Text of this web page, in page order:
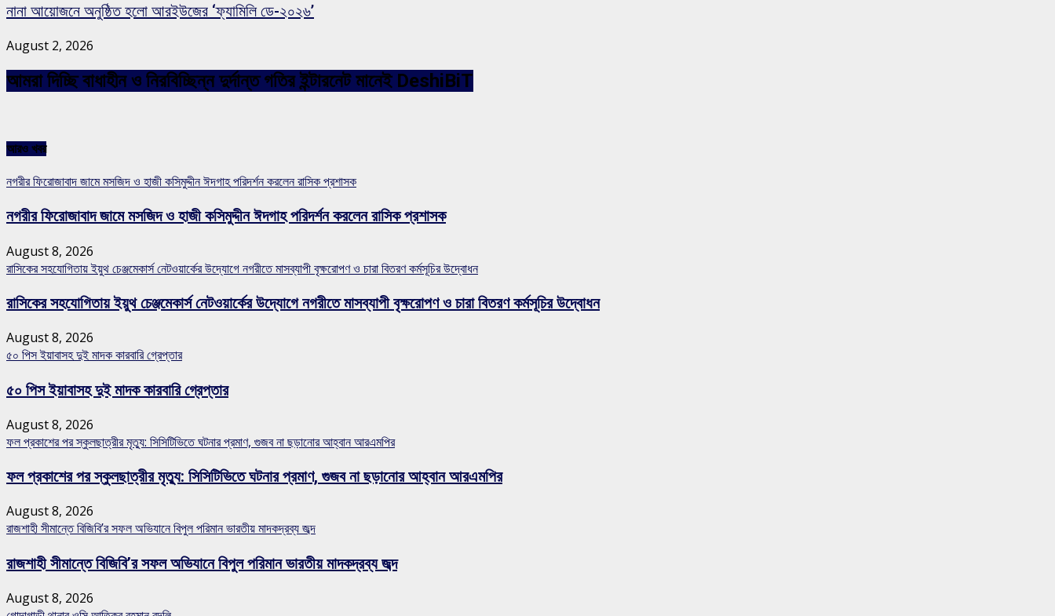
নানা আয়োজনে অনুষ্ঠিত হলো আরইউজের ‘ফ্যামিলি ডে-২০২৬’
August 2, 2026
আমরা দিচ্ছি বাধাহীন ও নিরবিচ্ছিন্ন দুর্দান্ত গতির ইন্টারনেট মানেই DeshiBiT
আরও খবর
নগরীর ফিরোজাবাদ জামে মসজিদ ও হাজী কসিমুদ্দীন ঈদগাহ পরিদর্শন করলেন রাসিক প্রশাসক
নগরীর ফিরোজাবাদ জামে মসজিদ ও হাজী কসিমুদ্দীন ঈদগাহ পরিদর্শন করলেন রাসিক প্রশাসক
August 8, 2026
রাসিকের সহযোগিতায় ইয়ুথ চেঞ্জমেকার্স নেটওয়ার্কের উদ্যোগে নগরীতে মাসব্যাপী বৃক্ষরোপণ ও চারা বিতরণ কর্মসূচির উদ্বোধন
রাসিকের সহযোগিতায় ইয়ুথ চেঞ্জমেকার্স নেটওয়ার্কের উদ্যোগে নগরীতে মাসব্যাপী বৃক্ষরোপণ ও চারা বিতরণ কর্মসূচির উদ্বোধন
August 8, 2026
৫০ পিস ইয়াবাসহ দুই মাদক কারবারি গ্রেপ্তার
৫০ পিস ইয়াবাসহ দুই মাদক কারবারি গ্রেপ্তার
August 8, 2026
ফল প্রকাশের পর স্কুলছাত্রীর মৃত্যু: সিসিটিভিতে ঘটনার প্রমাণ, গুজব না ছড়ানোর আহ্বান আরএমপির
ফল প্রকাশের পর স্কুলছাত্রীর মৃত্যু: সিসিটিভিতে ঘটনার প্রমাণ, গুজব না ছড়ানোর আহ্বান আরএমপির
August 8, 2026
রাজশাহী সীমান্তে বিজিবি’র সফল অভিযানে বিপুল পরিমান ভারতীয় মাদকদ্রব্য জব্দ
রাজশাহী সীমান্তে বিজিবি’র সফল অভিযানে বিপুল পরিমান ভারতীয় মাদকদ্রব্য জব্দ
August 8, 2026